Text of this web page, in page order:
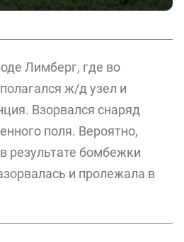
Лимберг, где во
ж/д узел и
Взорвался снаряд
поля. Вероятно,
результате бомбежки
и пролежала в